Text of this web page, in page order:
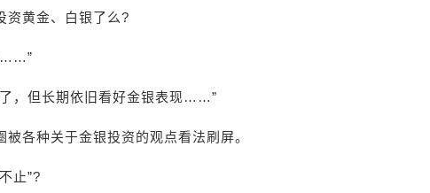
资黄金、白银了么?
……”
，但长期依旧看好金银表现……”
被各种关于金银投资的观点看法刷屏。
止”?